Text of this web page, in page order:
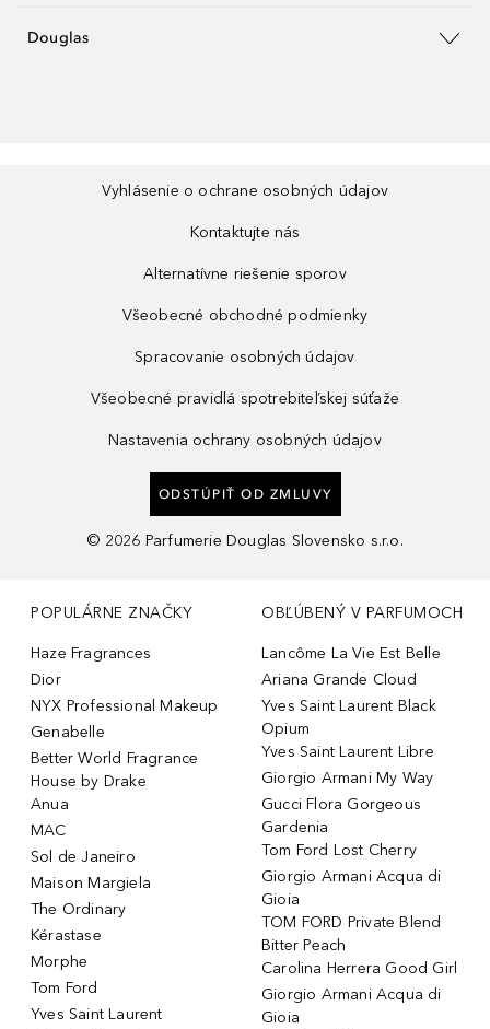
Douglas
Vyhlásenie o ochrane osobných údajov
Kontaktujte nás
Alternatívne riešenie sporov
Všeobecné obchodné podmienky
Spracovanie osobných údajov
Všeobecné pravidlá spotrebiteľskej súťaže
Nastavenia ochrany osobných údajov
ODSTÚPIŤ OD ZMLUVY
© 2026 Parfumerie Douglas Slovensko s.r.o.
POPULÁRNE ZNAČKY
Haze Fragrances
Dior
NYX Professional Makeup
Genabelle
Better World Fragrance
House by Drake
Anua
MAC
Sol de Janeiro
Maison Margiela
The Ordinary
Kérastase
Morphe
Tom Ford
Yves Saint Laurent
OBĽÚBENÝ V PARFUMOCH
Lancôme La Vie Est Belle
Ariana Grande Cloud
Yves Saint Laurent Black
Opium
Yves Saint Laurent Libre
Giorgio Armani My Way
Gucci Flora Gorgeous
Gardenia
Tom Ford Lost Cherry
Giorgio Armani Acqua di
Gioia
TOM FORD Private Blend
Bitter Peach
Carolina Herrera Good Girl
Giorgio Armani Acqua di
Gioia